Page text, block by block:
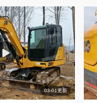
03-01更新